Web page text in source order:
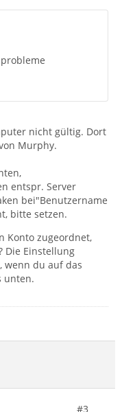
nicht gültig. Dort
Murphy.
entspr. Server
bei"Benutzername
bitte setzen.
Konto zugeordnet,
Die Einstellung
wenn du auf das
unten.
#3